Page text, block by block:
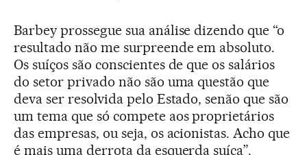
Barbey prossegue sua análise dizendo que “o
resultado não me surpreende em absoluto.
Os suíços são conscientes de que os salários
do setor privado não são uma questão que
deva ser resolvida pelo Estado, senão que são
um tema que só compete aos proprietários
das empresas, ou seja, os acionistas. Acho que
é mais uma derrota da esquerda suíça”.